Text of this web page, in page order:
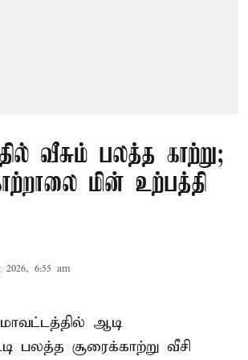
வீசும் பலத்த காற்று;
மின் உற்பத்தி
2026, 6:55 am
ஆடி
பலத்த சூரைக்காற்று வீசி